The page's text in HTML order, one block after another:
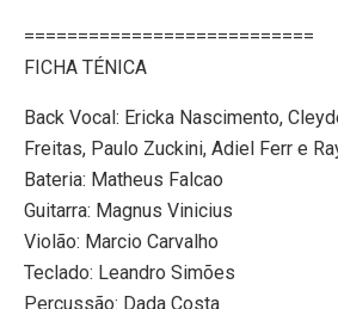
===========================
FICHA TÉNICA
Back Vocal: Ericka Nascimento,
Freitas, Paulo Zuckini, Adiel Ferr e
Bateria: Matheus Falcao
Guitarra: Magnus Vinicius
Violão: Marcio Carvalho
Teclado: Leandro Simões
Percussão: Dada Costa